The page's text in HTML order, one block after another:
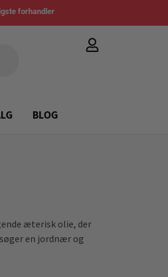
forhandler
BLOG
æterisk olie, der
en jordnær og